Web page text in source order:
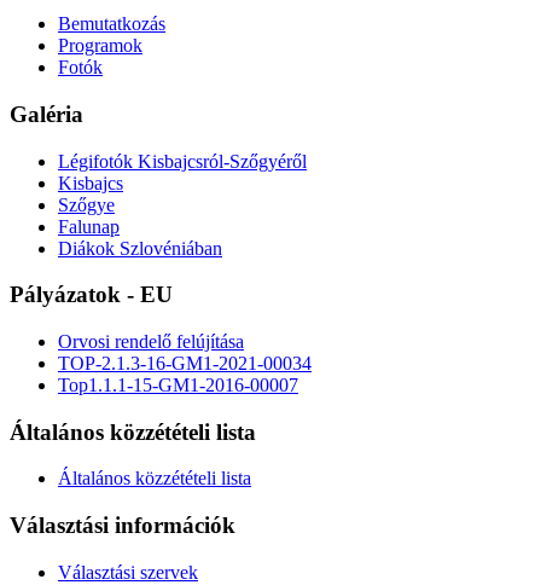
Bemutatkozás
Programok
Fotók
Galéria
Légifotók Kisbajcsról-Szőgyéről
Kisbajcs
Szőgye
Falunap
Diákok Szlovéniában
Pályázatok - EU
Orvosi rendelő felújítása
TOP-2.1.3-16-GM1-2021-00034
Top1.1.1-15-GM1-2016-00007
Általános közzétételi lista
Általános közzétételi lista
Választási információk
Választási szervek